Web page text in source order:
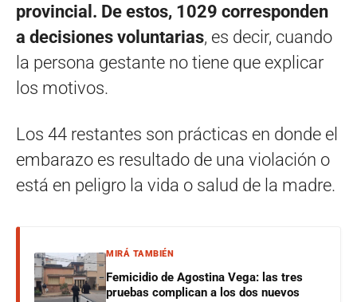
provincial. De estos, 1029 corresponden
a decisiones voluntarias, es decir, cuando
la persona gestante no tiene que explicar
los motivos.
Los 44 restantes son prácticas en donde el
embarazo es resultado de una violación o
está en peligro la vida o salud de la madre.
MIRÁ TAMBIÉN
Femicidio de Agostina Vega: las tres
pruebas complican a los dos nuevos